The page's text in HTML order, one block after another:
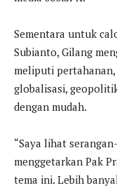
Sementara untuk
Subianto, Gilang
meliputi
globalisasi,
dengan mudah.
“Saya lihat
menggetarkan Pak
tema ini. Lebih